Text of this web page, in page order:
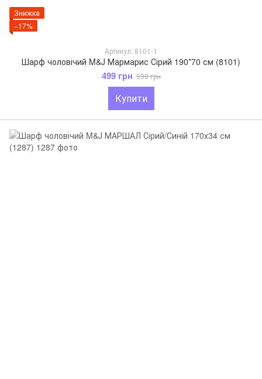
Знижка
−17%
Артикул: 8101-1
Шарф чоловічий M&J Мармарис Сірий 190*70 см (8101)
499 грн 599 грн
Купити